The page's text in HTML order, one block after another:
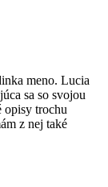
meno. Lucia
sa so svojou
opisy trochu
z nej také